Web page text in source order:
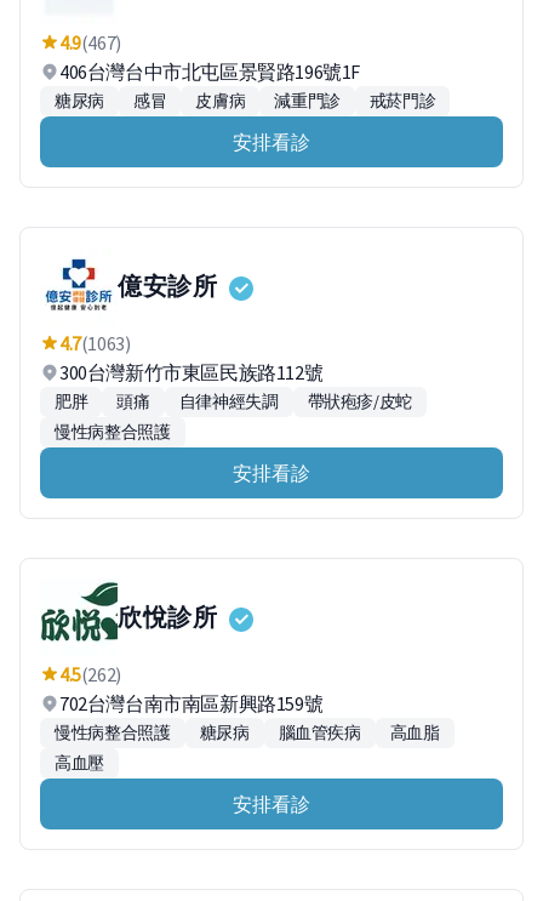
4.9(467)
406台灣台中市北屯區景賢路196號1F
糖尿病 感冒 皮膚病 減重門診 戒菸門診
安排看診
億安診所
4.7(1063)
300台灣新竹市東區民族路112號
肥胖 頭痛 自律神經失調
帶狀疱疹/皮蛇
慢性病整合照護
安排看診
欣悅診所
4.5(262)
702台灣台南市南區新興路159號
慢性病整合照護 糖尿病 腦血管疾病
高血脂
高血壓
安排看診